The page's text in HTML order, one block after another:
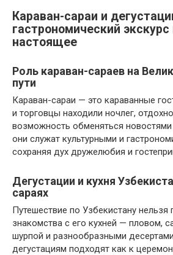
Караван-сараи и
гастрономический
настоящее
Роль караван-сараев на
пути
Караван-сараи — это караванные
и торговцы находили ночлег,
возможность обменяться
они служат культурными и
сохраняя дух дружелюбия и
Дегустации и кухня
сараях
Путешествие по Узбекистану нельзя
знакомства с его кухней — пловом,
шурпой и разнообразными
дегустациям подходят как к